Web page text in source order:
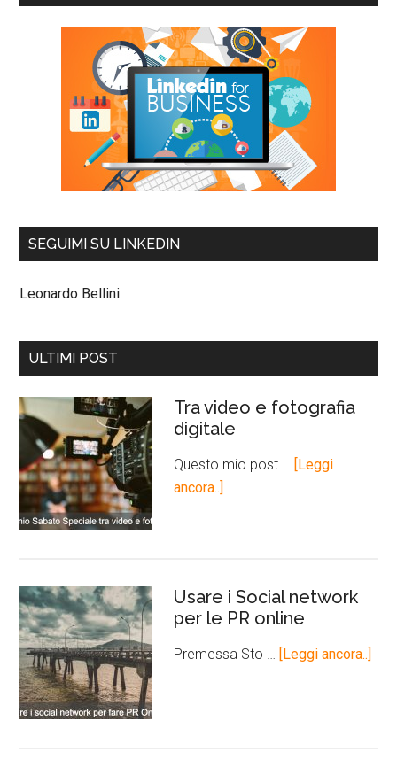
SEGUIMI SU LINKEDIN
Leonardo Bellini
ULTIMI POST
Tra video e fotografia
digitale
Questo mio post …
[Leggi
ancora..]
Usare i Social network
per le PR online
Premessa Sto … [Leggi ancora..]